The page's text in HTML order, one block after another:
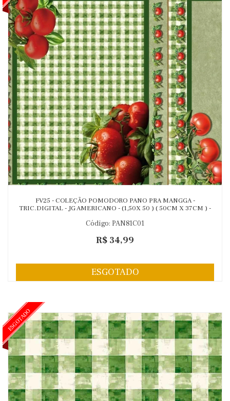
FV25 - COLEÇÃO POMODORO PANO PRA MANGGA -
TRIC.DIGITAL - JG AMERICANO - (1,50X 50 ) ( 50CM X 37CM ) -
Código: PAN81C01
R$ 34,99
ESGOTADO
ESGOTADO